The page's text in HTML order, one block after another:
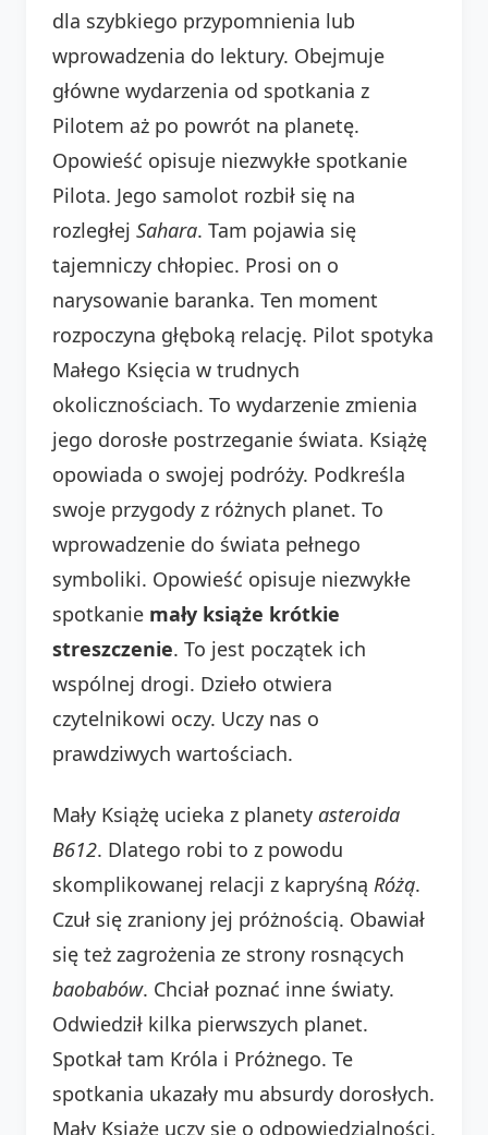
dla szybkiego przypomnienia lub
wprowadzenia do lektury. Obejmuje
główne wydarzenia od spotkania z
Pilotem aż po powrót na planetę.
Opowieść opisuje niezwykłe spotkanie
Pilota. Jego samolot rozbił się na
rozległej Sahara. Tam pojawia się
tajemniczy chłopiec. Prosi on o
narysowanie baranka. Ten moment
rozpoczyna głęboką relację. Pilot spotyka
Małego Księcia w trudnych
okolicznościach. To wydarzenie zmienia
jego dorosłe postrzeganie świata. Książę
opowiada o swojej podróży. Podkreśla
swoje przygody z różnych planet. To
wprowadzenie do świata pełnego
symboliki. Opowieść opisuje niezwykłe
spotkanie mały książe krótkie
streszczenie. To jest początek ich
wspólnej drogi. Dzieło otwiera
czytelnikowi oczy. Uczy nas o
prawdziwych wartościach.
Mały Książę ucieka z planety asteroida
B612. Dlatego robi to z powodu
skomplikowanej relacji z kapryśną Różą.
Czuł się zraniony jej próżnością. Obawiał
się też zagrożenia ze strony rosnących
baobabów. Chciał poznać inne światy.
Odwiedził kilka pierwszych planet.
Spotkał tam Króla i Próżnego. Te
spotkania ukazały mu absurdy dorosłych.
Mały Książę uczy się o odpowiedzialności.